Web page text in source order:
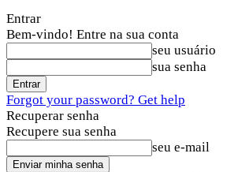
Entrar
Bem-vindo! Entre na sua conta
seu usuário
sua senha
Forgot your password? Get help
Recuperar senha
Recupere sua senha
seu e-mail